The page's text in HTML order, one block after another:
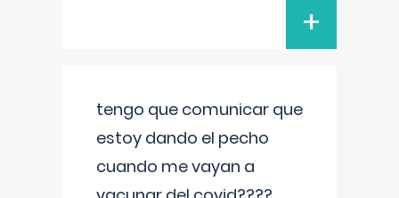
+
tengo que comunicar que
estoy dando el pecho
cuando me vayan a